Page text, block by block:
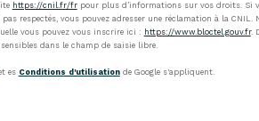
https://cnil.fr/frpour plus d’informations sur vos droits. Si
respectés, vous pouvez adresser une réclamation à la CNIL.
vous pouvez vous inscrire ici : https://www.bloctel.gouv.fr.
dans le champ de saisie libre.
es Conditions d'utilisationde Google s'appliquent.